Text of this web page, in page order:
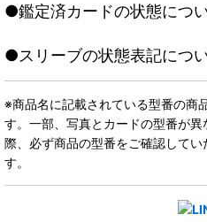
●鑑定済カードの状態につ
●スリーブの状態表記につ
※商品名に記載されている型番の商
す。一部、写真とカードの型番が
際、必ず商品の型番をご確認して
す。